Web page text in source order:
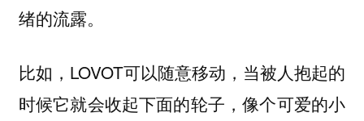
绪的流露。
比如，LOVOT可以随意移动，当被人抱起的
时候它就会收起下面的轮子，像个可爱的小